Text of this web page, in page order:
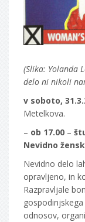
(Slika: Yolanda
delo ni nikoli
v soboto,
Metelkova.
– ob 17.00 –
Nevidno
Nevidno delo
opravljeno, in
Razpravljale
odnosov,